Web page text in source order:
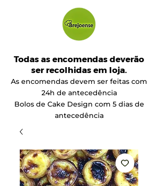
Todas as encomendas deverão
ser recolhidas em loja.
As encomendas devem ser feitas com
24h de antecedência
Bolos de Cake Design com 5 dias de
antecedência